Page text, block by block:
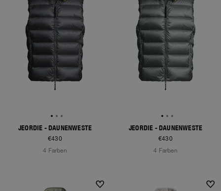
JEORDIE - DAUNENWESTE
€430
4 Farben
JEORDIE - DAUNENWESTE
€430
4 Farben